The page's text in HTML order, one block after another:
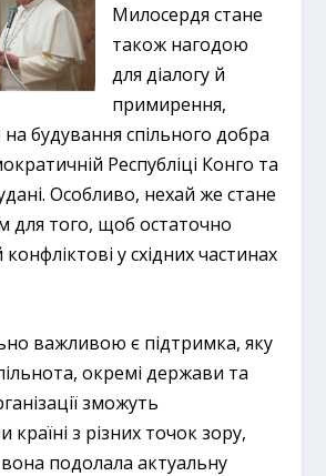
Милосердя стане
також нагодою
для діалогу й
примирення,
будування спільного добра
Республіці Конго та
Особливо, нехай же стане
для того, щоб остаточно
у східних частинах
важливою є підтримка, яку
окремі держави та
зможуть
країні з різних точок зору,
подолала актуальну